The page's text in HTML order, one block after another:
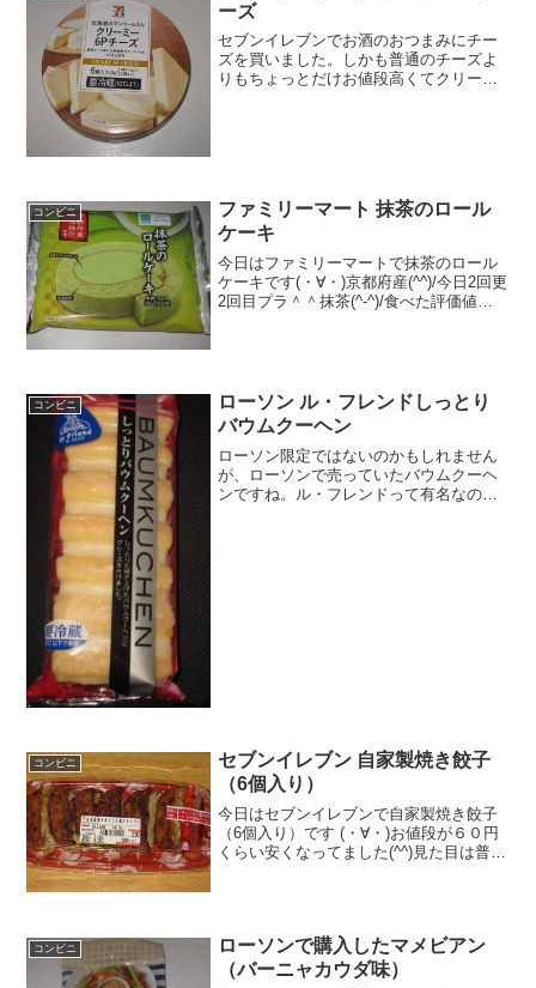
ーズ
セブンイレブンでお酒のおつまみにチー
ズを買いました。しかも普通のチーズよ
りもちょっとだけお値段高くてクリーミ
コンビニ
ファミリーマート 抹茶のロール
ケーキ
今日はファミリーマートで抹茶のロール
ケーキです(・∀・)京都府産(^^)/今日2回更
2回目プラ＾＾抹茶(^-^)/食べた評価値
コンビニ
ローソン ル・フレンドしっとり
バウムクーヘン
ローソン限定ではないのかもしれません
が、ローソンで売っていたバウムクーヘ
ンですね。ル・フレンドって有名なのか
コンビニ
セブンイレブン 自家製焼き餃子
（6個入り）
今日はセブンイレブンで自家製焼き餃子
（6個入り）です (・∀・)お値段が６０円
くらい安くなってました(^^)見た目は普通
コンビニ
ローソンで購入したマメビアン
（バーニャカウダ味）